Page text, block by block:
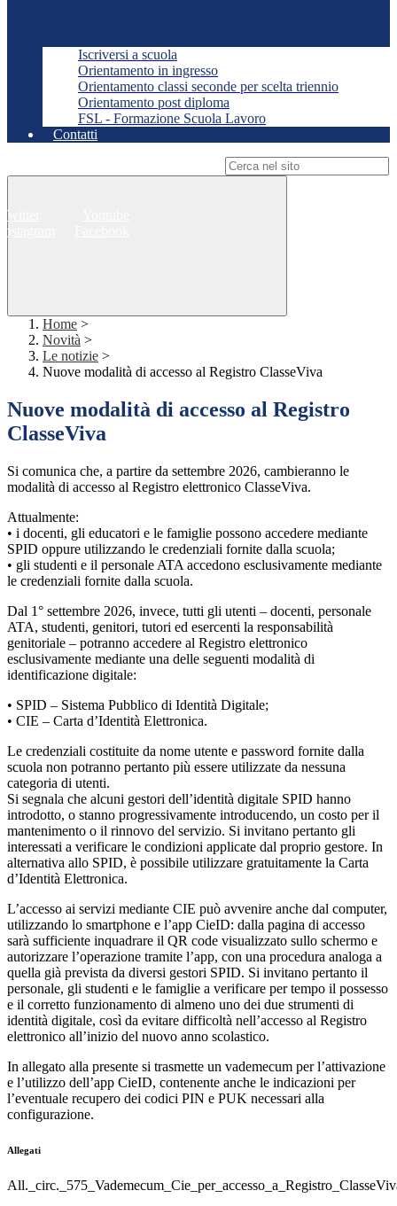
Iscriversi a scuola
Orientamento in ingresso
Orientamento classi seconde per scelta triennio
Orientamento post diploma
FSL - Formazione Scuola Lavoro
Contatti
Twitter
Instagram
Home >
Novità >
Le notizie >
Nuove modalità di accesso al Registro ClasseViva
Nuove modalità di accesso al Registro
ClasseViva
Si comunica che, a partire da settembre 2026, cambieranno le
modalità di accesso al Registro elettronico ClasseViva.
Attualmente:
• i docenti, gli educatori e le famiglie possono accedere mediante
SPID oppure utilizzando le credenziali fornite dalla scuola;
• gli studenti e il personale ATA accedono esclusivamente mediante
le credenziali fornite dalla scuola.
Dal 1° settembre 2026, invece, tutti gli utenti – docenti, personale
ATA, studenti, genitori, tutori ed esercenti la responsabilità
genitoriale – potranno accedere al Registro elettronico
esclusivamente mediante una delle seguenti modalità di
identificazione digitale:
• SPID – Sistema Pubblico di Identità Digitale;
• CIE – Carta d’Identità Elettronica.
Le credenziali costituite da nome utente e password fornite dalla
scuola non potranno pertanto più essere utilizzate da nessuna
categoria di utenti.
Si segnala che alcuni gestori dell’identità digitale SPID hanno
introdotto, o stanno progressivamente introducendo, un costo per il
mantenimento o il rinnovo del servizio. Si invitano pertanto gli
interessati a verificare le condizioni applicate dal proprio gestore. In
alternativa allo SPID, è possibile utilizzare gratuitamente la Carta
d’Identità Elettronica.
L’accesso ai servizi mediante CIE può avvenire anche dal computer,
utilizzando lo smartphone e l’app CieID: dalla pagina di accesso
sarà sufficiente inquadrare il QR code visualizzato sullo schermo e
autorizzare l’operazione tramite l’app, con una procedura analoga a
quella già prevista da diversi gestori SPID. Si invitano pertanto il
personale, gli studenti e le famiglie a verificare per tempo il possesso
e il corretto funzionamento di almeno uno dei due strumenti di
identità digitale, così da evitare difficoltà nell’accesso al Registro
elettronico all’inizio del nuovo anno scolastico.
In allegato alla presente si trasmette un vademecum per l’attivazione
e l’utilizzo dell’app CieID, contenente anche le indicazioni per
l’eventuale recupero dei codici PIN e PUK necessari alla
configurazione.
Allegati